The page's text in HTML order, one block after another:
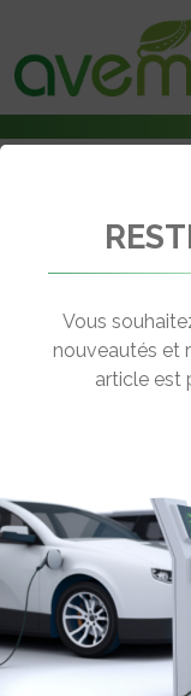
Les besoins en
← Revenir aux
DÉPÔTS
Rédigé par Philippe
0 commentaires
Vous
nouveautés et
article est